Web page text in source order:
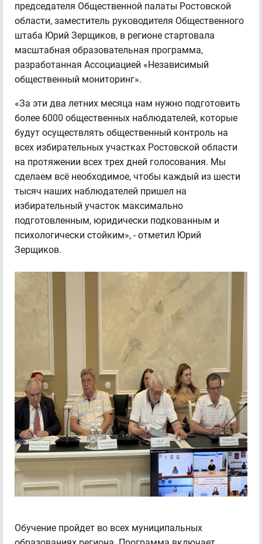
председателя Общественной палаты Ростовской
области, заместитель руководителя Общественного
штаба Юрий Зерщиков, в регионе стартовала
масштабная образовательная программа,
разработанная Ассоциацией «Независимый
общественный мониторинг».
«За эти два летних месяца нам нужно подготовить
более 6000 общественных наблюдателей, которые
будут осуществлять общественный контроль на
всех избирательных участках Ростовской области
на протяжении всех трех дней голосования. Мы
сделаем всё необходимое, чтобы каждый из шести
тысяч наших наблюдателей пришел на
избирательный участок максимально
подготовленным, юридически подкованным и
психологически стойким», - отметил Юрий
Зерщиков.
Обучение пройдет во всех муниципальных